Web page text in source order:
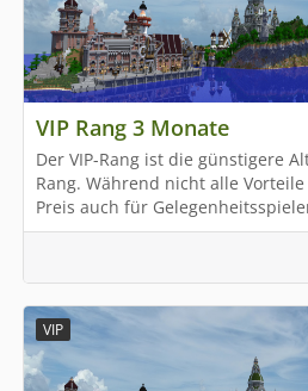
VIP Rang 3 Monate
Der VIP-Rang ist die günstigere
Rang. Während nicht alle
Preis auch für
VIP